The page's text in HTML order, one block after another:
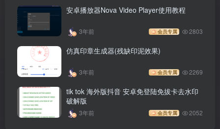
安卓播放器Nova Video Player使用教程
3年前 会员专属 2803
仿真印章生成器(残缺印泥效果)
3年前 会员专属 2269
tik tok 海外版抖音 安卓免登陆免拔卡去水印
破解版
3年前 会员专属 2052